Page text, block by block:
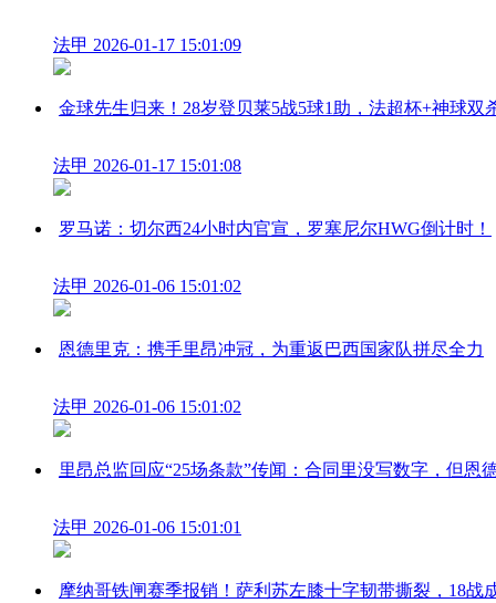
法甲 2026-01-17 15:01:09
金球先生归来！28岁登贝莱5战5球1助，法超杯+神球双
法甲 2026-01-17 15:01:08
罗马诺：切尔西24小时内官宣，罗塞尼尔HWG倒计时！
法甲 2026-01-06 15:01:02
恩德里克：携手里昂冲冠，为重返巴西国家队拼尽全力
法甲 2026-01-06 15:01:02
里昂总监回应“25场条款”传闻：合同里没写数字，但恩
法甲 2026-01-06 15:01:01
摩纳哥铁闸赛季报销！萨利苏左膝十字韧带撕裂，18战